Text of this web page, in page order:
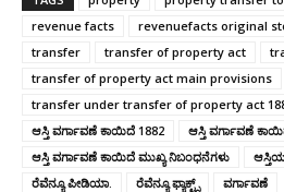
revenue facts
revenuefacts original
transfer
transfer of property act
transfer of property act main provisions
transfer under transfer of property act
ಆಸ್ತಿ ವರ್ಗಾವಣೆ ಕಾಯಿದೆ 1882
ಆಸ್ತಿ ವರ್ಗಾವಣೆ
ಆಸ್ತಿ ವರ್ಗಾವಣೆ ಕಾಯಿದೆ ಮುಖ್ಯ ನಿಬಂಧನೆಗಳು
ರೆವೆನ್ಯೂ ಪೀಡಿಯಾ.
ರೆವೆನ್ಯೂ ಫ್ಯಾಕ್ಟ್ಸ್
ವರ್ಗಾವಣೆ